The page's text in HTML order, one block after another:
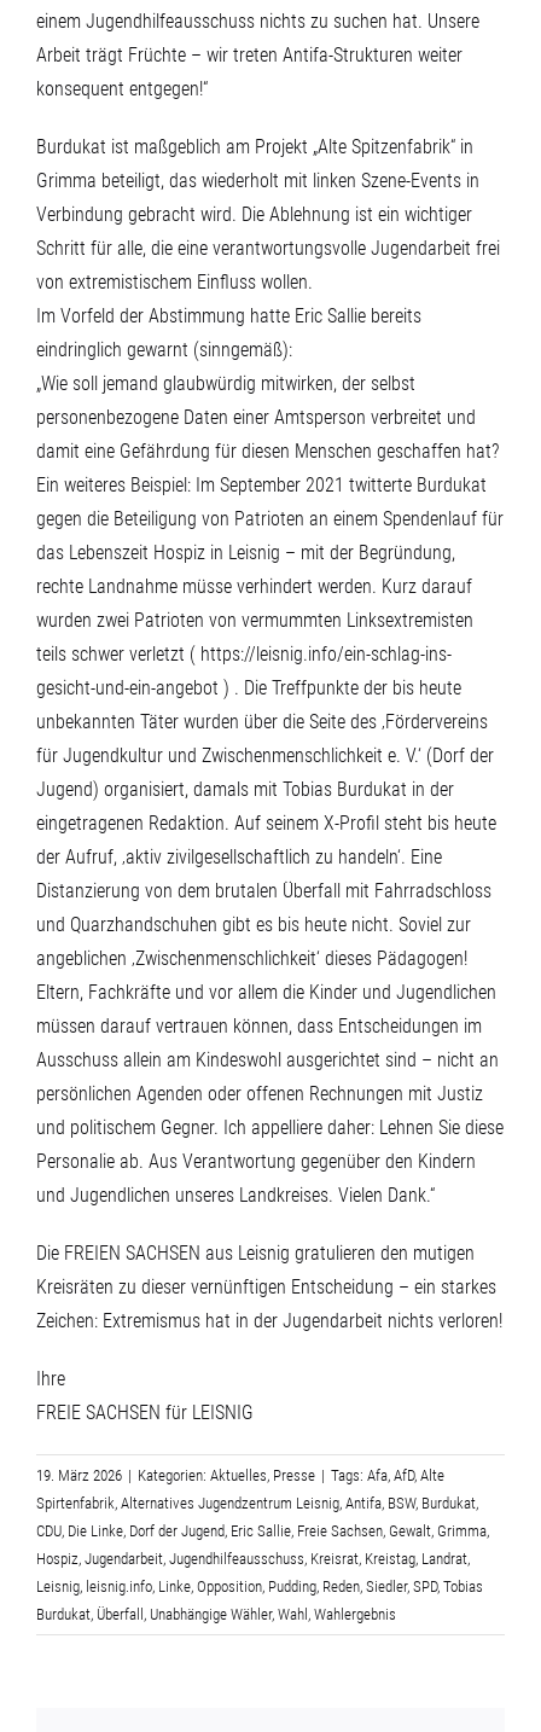
einem Jugendhilfeausschuss nichts zu suchen hat. Unsere
Arbeit trägt Früchte – wir treten Antifa-Strukturen weiter
konsequent entgegen!“
Burdukat ist maßgeblich am Projekt „Alte Spitzenfabrik“ in
Grimma beteiligt, das wiederholt mit linken Szene-Events in
Verbindung gebracht wird. Die Ablehnung ist ein wichtiger
Schritt für alle, die eine verantwortungsvolle Jugendarbeit frei
von extremistischem Einfluss wollen.
Im Vorfeld der Abstimmung hatte Eric Sallie bereits
eindringlich gewarnt (sinngemäß):
„Wie soll jemand glaubwürdig mitwirken, der selbst
personenbezogene Daten einer Amtsperson verbreitet und
damit eine Gefährdung für diesen Menschen geschaffen hat?
Ein weiteres Beispiel: Im September 2021 twitterte Burdukat
gegen die Beteiligung von Patrioten an einem Spendenlauf für
das Lebenszeit Hospiz in Leisnig – mit der Begründung,
rechte Landnahme müsse verhindert werden. Kurz darauf
wurden zwei Patrioten von vermummten Linksextremisten
teils schwer verletzt ( https://leisnig.info/ein-schlag-ins-
gesicht-und-ein-angebot ) . Die Treffpunkte der bis heute
unbekannten Täter wurden über die Seite des ‚Fördervereins
für Jugendkultur und Zwischenmenschlichkeit e. V.‘ (Dorf der
Jugend) organisiert, damals mit Tobias Burdukat in der
eingetragenen Redaktion. Auf seinem X-Profil steht bis heute
der Aufruf, ‚aktiv zivilgesellschaftlich zu handeln‘. Eine
Distanzierung von dem brutalen Überfall mit Fahrradschloss
und Quarzhandschuhen gibt es bis heute nicht. Soviel zur
angeblichen ‚Zwischenmenschlichkeit‘ dieses Pädagogen!
Eltern, Fachkräfte und vor allem die Kinder und Jugendlichen
müssen darauf vertrauen können, dass Entscheidungen im
Ausschuss allein am Kindeswohl ausgerichtet sind – nicht an
persönlichen Agenden oder offenen Rechnungen mit Justiz
und politischem Gegner. Ich appelliere daher: Lehnen Sie diese
Personalie ab. Aus Verantwortung gegenüber den Kindern
und Jugendlichen unseres Landkreises. Vielen Dank.“
Die FREIEN SACHSEN aus Leisnig gratulieren den mutigen
Kreisräten zu dieser vernünftigen Entscheidung – ein starkes
Zeichen: Extremismus hat in der Jugendarbeit nichts verloren!
Ihre
FREIE SACHSEN für LEISNIG
19. März 2026 | Kategorien: Aktuelles, Presse | Tags: Afa, AfD, Alte
Spirtenfabrik, Alternatives Jugendzentrum Leisnig, Antifa, BSW, Burdukat,
CDU, Die Linke, Dorf der Jugend, Eric Sallie, Freie Sachsen, Gewalt, Grimma,
Hospiz, Jugendarbeit, Jugendhilfeausschuss, Kreisrat, Kreistag, Landrat,
Leisnig, leisnig.info, Linke, Opposition, Pudding, Reden, Siedler, SPD, Tobias
Burdukat, Überfall , Unabhängige Wähler, Wahl , Wahlergebnis